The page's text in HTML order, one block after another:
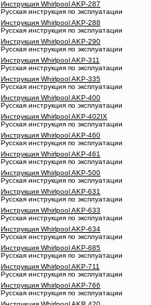
Инструкция Whirlpool AKP-287
Русская инструкция по эксплуатации
Инструкция Whirlpool AKP-288
Русская инструкция по эксплуатации
Инструкция Whirlpool AKP-290
Русская инструкция по эксплуатации
Инструкция Whirlpool AKP-311
Русская инструкция по эксплуатации
Инструкция Whirlpool AKP-335
Русская инструкция по эксплуатации
Инструкция Whirlpool AKP-400
Русская инструкция по эксплуатации
Инструкция Whirlpool AKP-402IX
Русская инструкция по эксплуатации
Инструкция Whirlpool AKP-460
Русская инструкция по эксплуатации
Инструкция Whirlpool AKP-461
Русская инструкция по эксплуатации
Инструкция Whirlpool AKP-500
Русская инструкция по эксплуатации
Инструкция Whirlpool AKP-631
Русская инструкция по эксплуатации
Инструкция Whirlpool AKP-633
Русская инструкция по эксплуатации
Инструкция Whirlpool AKP-634
Русская инструкция по эксплуатации
Инструкция Whirlpool AKP-685
Русская инструкция по эксплуатации
Инструкция Whirlpool AKP-711
Русская инструкция по эксплуатации
Инструкция Whirlpool AKP-766
Русская инструкция по эксплуатации